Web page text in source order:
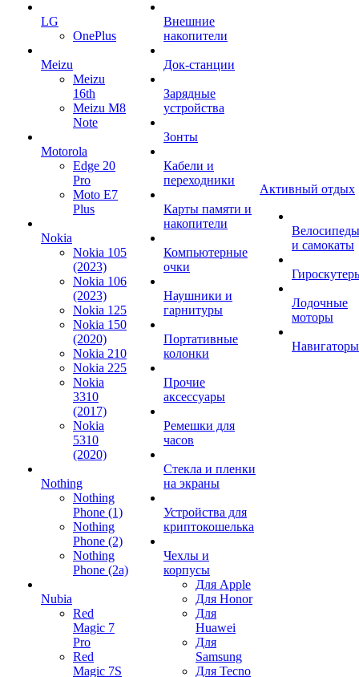
LG
OnePlus
Meizu
Meizu
16th
Meizu M8
Note
Motorola
Edge 20
Pro
Moto E7
Plus
Nokia
Nokia 105
(2023)
Nokia 106
(2023)
Nokia 125
Nokia 150
(2020)
Nokia 210
Nokia 225
Nokia
3310
(2017)
Nokia
5310
(2020)
Nothing
Nothing
Phone (1)
Nothing
Phone (2)
Nothing
Phone (2a)
Nubia
Red
Magic 7
Pro
Red
Magic 7S
Внешние
накопители
Док-станции
Зарядные
устройства
Зонты
Кабели и
переходники
Карты памяти и
накопители
Компьютерные
очки
Наушники и
гарнитуры
Портативные
колонки
Прочие
аксессуары
Ремешки для
часов
Стекла и пленки
на экраны
Устройства для
криптокошелька
Чехлы и
корпусы
Для Apple
Для Honor
Для
Huawei
Для
Samsung
Для Tecno
Активный отдых
Велосипеды
и самокаты
Лодочные
моторы
Навигаторы